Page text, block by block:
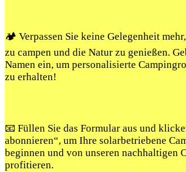
🏕️ Verpassen Sie keine Gelegenheit
zu campen und die Natur zu genießen.
Namen ein, um personalisierte
zu erhalten!
📧 Füllen Sie das Formular aus und
abonnieren“, um Ihre solarbetriebene
beginnen und von unseren nachhaltigen
profitieren.